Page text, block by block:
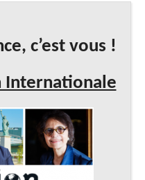
c’est vous !
Internationale